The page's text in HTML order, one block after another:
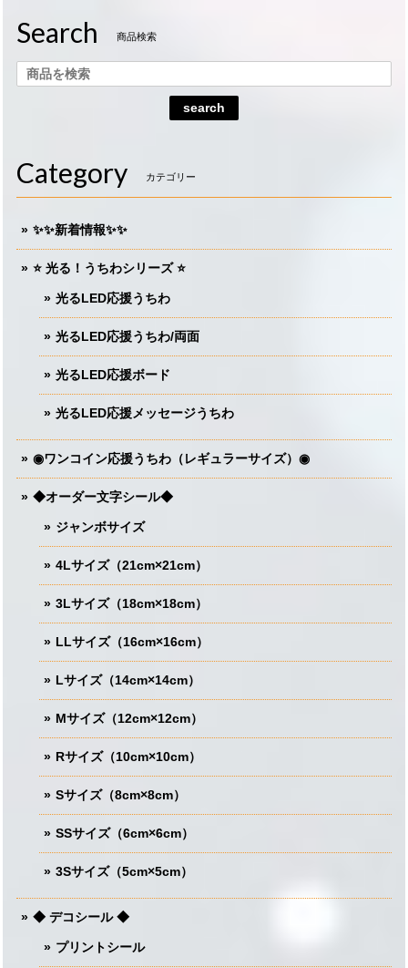
Search 商品検索
search
Category カテゴリー
✨✨新着情報✨✨
⭐️ 光る！うちわシリーズ ⭐️
光るLED応援うちわ
光るLED応援うちわ/両面
光るLED応援ボード
光るLED応援メッセージうちわ
◉ワンコイン応援うちわ（レギュラーサイズ）◉
◆オーダー文字シール◆
ジャンボサイズ
4Lサイズ（21cm×21cm）
3Lサイズ（18cm×18cm）
LLサイズ（16cm×16cm）
Lサイズ（14cm×14cm）
Mサイズ（12cm×12cm）
Rサイズ（10cm×10cm）
Sサイズ（8cm×8cm）
SSサイズ（6cm×6cm）
3Sサイズ（5cm×5cm）
◆ デコシール ◆
プリントシール